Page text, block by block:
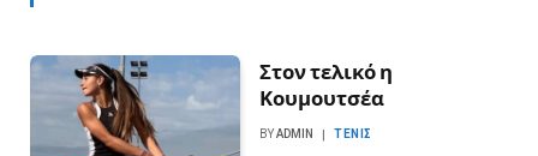
Στον τελικό η
Κουμουτσέα
BYADMIN ΤΈΝΙΣ